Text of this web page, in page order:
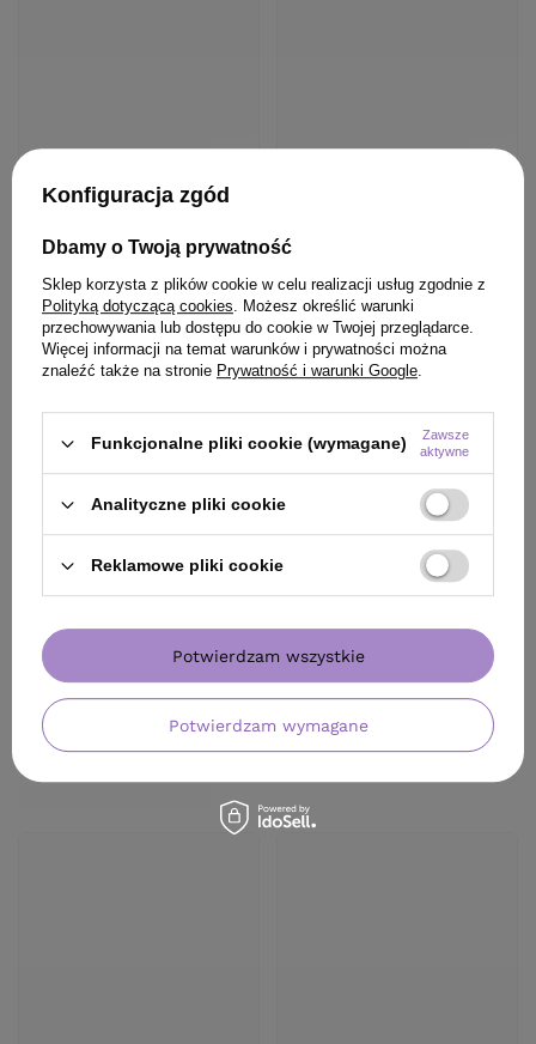
Konfiguracja zgód
Dbamy o Twoją prywatność
Sklep korzysta z plików cookie w celu realizacji usług zgodnie z
Polityką dotyczącą cookies. Możesz określić warunki
przechowywania lub dostępu do cookie w Twojej przeglądarce.
Więcej informacji na temat warunków i prywatności można
znaleźć także na stronie Prywatność i warunki Google.
Funkcjonalne pliki cookie (wymagane)
Zawsze
aktywne
Analityczne pliki cookie
Reklamowe pliki cookie
Potwierdzam wymagane
Potwierdzam wszystkie